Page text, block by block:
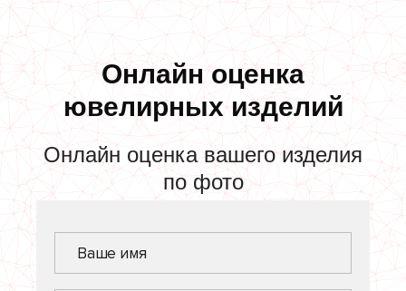
Онлайн оценка
ювелирных изделий
Онлайн оценка вашего изделия
по фото